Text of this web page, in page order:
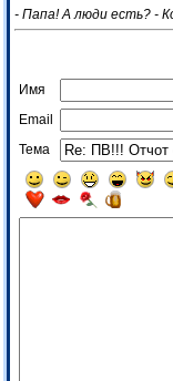
- Папа! А люди есть? -
Имя
Email
Тема